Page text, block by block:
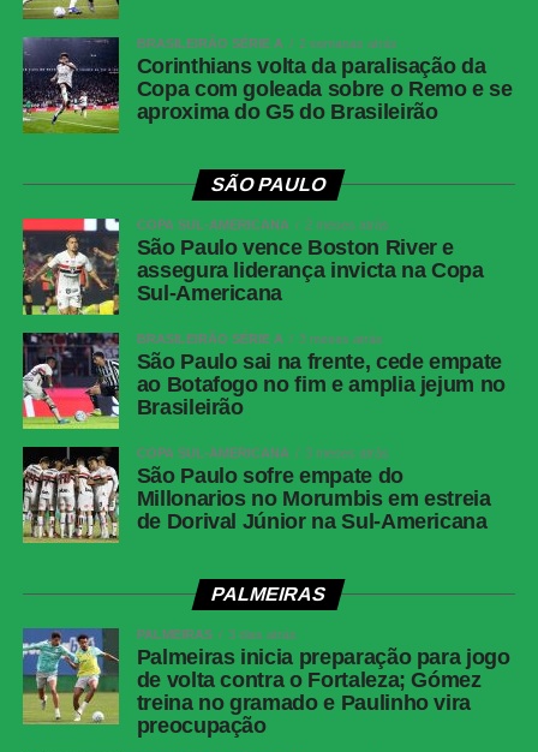
Palmeiras inicia preparação para jogo de volta
contra o Fortaleza; Gómez treina no gramado e
Paulinho vira preocupação
WhatsApp
Facebook
Twitter
Messenger
LinkedIn
Share
BRASILEIRÃO SÉRIE A 2 semanas atrás
Corinthians volta da paralisação da
Copa com goleada sobre o Remo e se
aproxima do G5 do Brasileirão
SÃO PAULO
COPA SUL-AMERICANA 2 meses atrás
São Paulo vence Boston River e
assegura liderança invicta na Copa
Sul-Americana
BRASILEIRÃO SÉRIE A 3 meses atrás
São Paulo sai na frente, cede empate
ao Botafogo no fim e amplia jejum no
Brasileirão
COPA SUL-AMERICANA 3 meses atrás
São Paulo sofre empate do
Millonarios no Morumbis em estreia
de Dorival Júnior na Sul-Americana
PALMEIRAS
PALMEIRAS 3 dias atrás
Palmeiras inicia preparação para jogo
de volta contra o Fortaleza; Gómez
treina no gramado e Paulinho vira
preocupação